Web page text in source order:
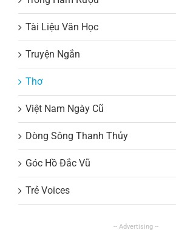
Tài Liệu Văn Học
Truyện Ngắn
Thơ
Việt Nam Ngày Cũ
Dòng Sông Thanh Thủy
Góc Hồ Đắc Vũ
Trẻ Voices